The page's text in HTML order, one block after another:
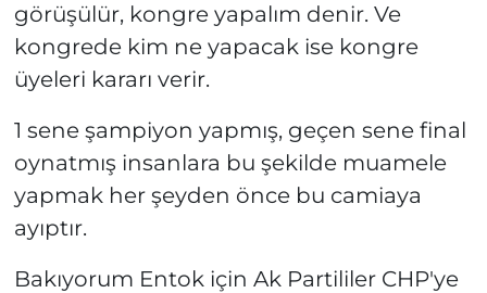
görüşülür, kongre yapalım denir. Ve
kongrede kim ne yapacak ise kongre
üyeleri kararı verir.
1 sene şampiyon yapmış, geçen sene final
oynatmış insanlara bu şekilde muamele
yapmak her şeyden önce bu camiaya
ayıptır.
Bakıyorum Entok için Ak Partililer CHP'ye